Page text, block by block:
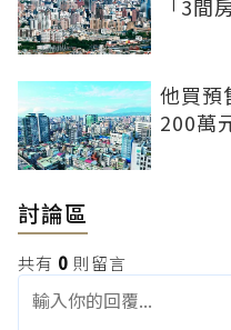
「3間
他買預
200萬
討論區
共有 0 則留言